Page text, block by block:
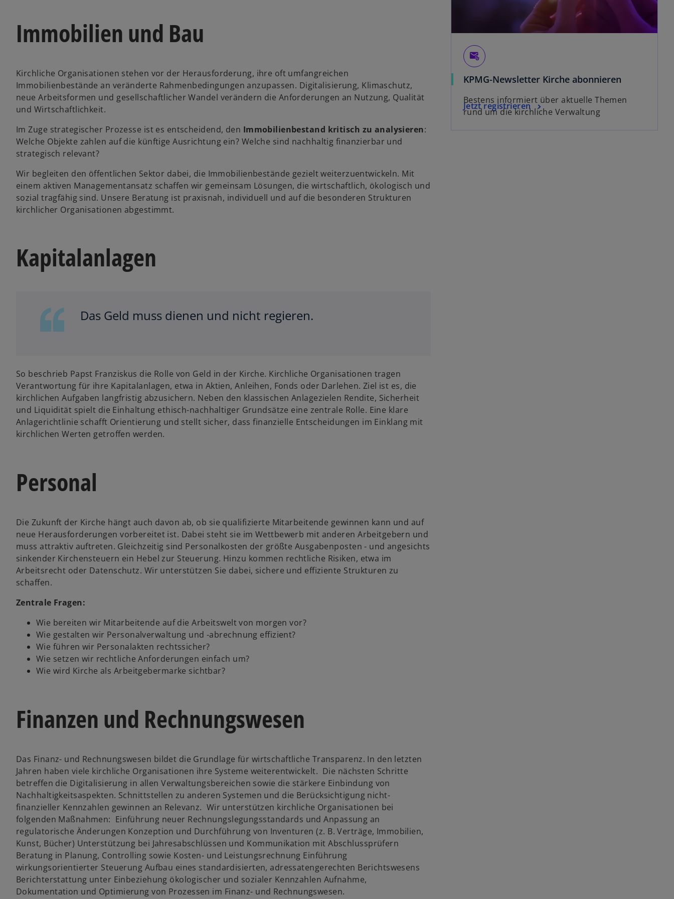
Immobilien und Bau
Kirchliche Organisationen stehen vor der Herausforderung, ihre oft umfangreichen
Immobilienbestände an veränderte Rahmenbedingungen anzupassen. Digitalisierung, Klimaschutz,
neue Arbeitsformen und gesellschaftlicher Wandel verändern die Anforderungen an Nutzung, Qualität
und Wirtschaftlichkeit.
Im Zuge strategischer Prozesse ist es entscheidend, den Immobilienbestand kritisch zu analysieren:
Welche Objekte zahlen auf die künftige Ausrichtung ein? Welche sind nachhaltig finanzierbar und
strategisch relevant?
Wir begleiten den öffentlichen Sektor dabei, die Immobilienbestände gezielt weiterzuentwickeln. Mit
einem aktiven Managementansatz schaffen wir gemeinsam Lösungen, die wirtschaftlich, ökologisch und
sozial tragfähig sind. Unsere Beratung ist praxisnah, individuell und auf die besonderen Strukturen
kirchlicher Organisationen abgestimmt.
Kapitalanlagen
Das Geld muss dienen und nicht regieren.
So beschrieb Papst Franziskus die Rolle von Geld in der Kirche. Kirchliche Organisationen tragen
Verantwortung für ihre Kapitalanlagen, etwa in Aktien, Anleihen, Fonds oder Darlehen. Ziel ist es, die
kirchlichen Aufgaben langfristig abzusichern. Neben den klassischen Anlagezielen Rendite, Sicherheit
und Liquidität spielt die Einhaltung ethisch-nachhaltiger Grundsätze eine zentrale Rolle. Eine klare
Anlagerichtlinie schafft Orientierung und stellt sicher, dass finanzielle Entscheidungen im Einklang mit
kirchlichen Werten getroffen werden.
Personal
Die Zukunft der Kirche hängt auch davon ab, ob sie qualifizierte Mitarbeitende gewinnen kann und auf
neue Herausforderungen vorbereitet ist. Dabei steht sie im Wettbewerb mit anderen Arbeitgebern und
muss attraktiv auftreten. Gleichzeitig sind Personalkosten der größte Ausgabenposten - und angesichts
sinkender Kirchensteuern ein Hebel zur Steuerung. Hinzu kommen rechtliche Risiken, etwa im
Arbeitsrecht oder Datenschutz. Wir unterstützen Sie dabei, sichere und effiziente Strukturen zu
schaffen.
Zentrale Fragen:
Wie bereiten wir Mitarbeitende auf die Arbeitswelt von morgen vor?
Wie gestalten wir Personalverwaltung und -abrechnung effizient?
Wie führen wir Personalakten rechtssicher?
Wie setzen wir rechtliche Anforderungen einfach um?
Wie wird Kirche als Arbeitgebermarke sichtbar?
Finanzen und Rechnungswesen
Das Finanz- und Rechnungswesen bildet die Grundlage für wirtschaftliche Transparenz. In den letzten
Jahren haben viele kirchliche Organisationen ihre Systeme weiterentwickelt. Die nächsten Schritte
betreffen die Digitalisierung in allen Verwaltungsbereichen sowie die stärkere Einbindung von
Nachhaltigkeitsaspekten. Schnittstellen zu anderen Systemen und die Berücksichtigung nicht-
finanzieller Kennzahlen gewinnen an Relevanz. Wir unterstützen kirchliche Organisationen bei
folgenden Maßnahmen: Einführung neuer Rechnungslegungsstandards und Anpassung an
regulatorische Änderungen Konzeption und Durchführung von Inventuren (z. B. Verträge, Immobilien,
Kunst, Bücher) Unterstützung bei Jahresabschlüssen und Kommunikation mit Abschlussprüfern
Beratung in Planung, Controlling sowie Kosten- und Leistungsrechnung Einführung
wirkungsorientierter Steuerung Aufbau eines standardisierten, adressatengerechten Berichtswesens
Berichterstattung unter Einbeziehung ökologischer und sozialer Kennzahlen Aufnahme,
Dokumentation und Optimierung von Prozessen im Finanz- und Rechnungswesen.
w
ir
i
n
e
i
n
e
r
n
e
u
e
n
attach_email
KPMG-Newsletter Kirche abonnieren
Bestens informiert über aktuelle Themen
rund um die kirchliche Verwaltung
Jetzt registrieren